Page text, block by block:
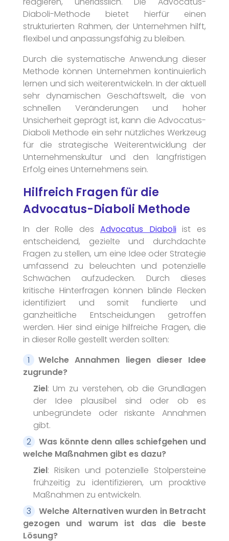
Diaboli-Methode bietet hierfür einen
strukturierten Rahmen, der Unternehmen hilft,
flexibel und anpassungsfähig zu bleiben.
Durch die systematische Anwendung dieser
Methode können Unternehmen kontinuierlich
lernen und sich weiterentwickeln. In der aktuell
sehr dynamischen Geschäftswelt, die von
schnellen Veränderungen und hoher
Unsicherheit geprägt ist, kann die Advocatus-
Diaboli Methode ein sehr nützliches Werkzeug
für die strategische Weiterentwicklung der
Unternehmenskultur und den langfristigen
Erfolg eines Unternehmens sein.
Hilfreich Fragen für die
Advocatus-Diaboli Methode
In der Rolle des Advocatus Diaboliist es
entscheidend, gezielte und durchdachte
Fragen zu stellen, um eine Idee oder Strategie
umfassend zu beleuchten und potenzielle
Schwächen aufzudecken. Durch dieses
kritische Hinterfragen können blinde Flecken
identifiziert und somit fundierte und
ganzheitliche Entscheidungen getroffen
werden. Hier sind einige hilfreiche Fragen, die
in dieser Rolle gestellt werden sollten:
Welche Annahmen liegen dieser Idee
zugrunde?
Ziel: Um zu verstehen, ob die Grundlagen
der Idee plausibel sind oder ob es
unbegründete oder riskante Annahmen
gibt.
Was könnte denn alles schiefgehen und
welche Maßnahmen gibt es dazu?
Ziel: Risiken und potenzielle Stolpersteine
frühzeitig zu identifizieren, um proaktive
Maßnahmen zu entwickeln.
Welche Alternativen wurden in Betracht
gezogen und warum ist das die beste
Lösung?
Kontakt
Termine